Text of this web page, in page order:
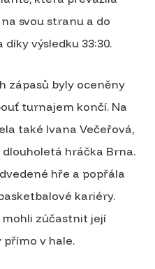
svou stranu a do
výsledku 33:30.
zápasů byly oceněny
turnajem končí. Na
také Ivana Večeřová,
hráčka Brna.
hře a popřála
kariéry.
mohli zúčastnit její
v hale.